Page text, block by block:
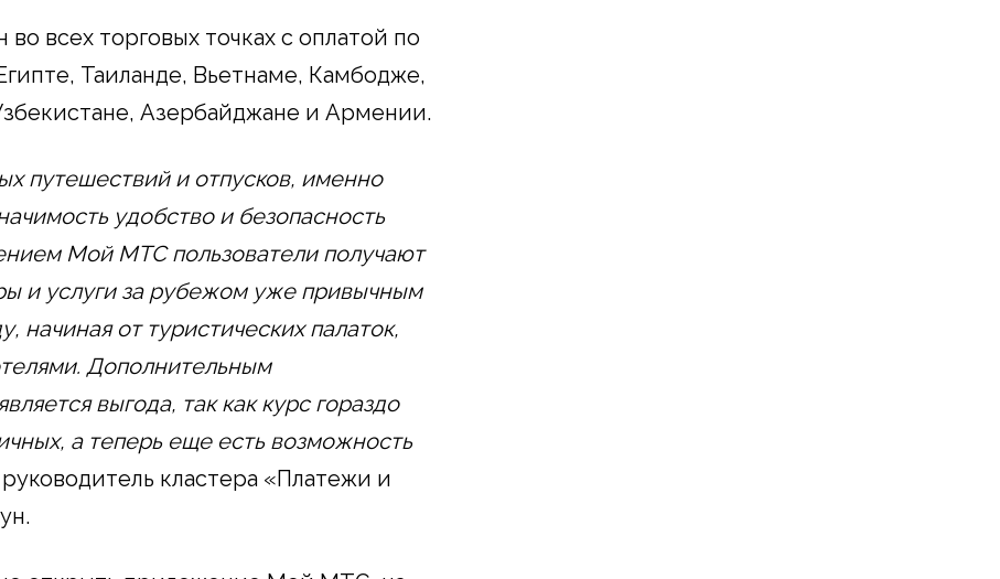
всех торговых точках с оплатой по
Таиланде, Вьетнаме, Камбодже,
Азербайджане и Армении.
путешествий и отпусков, именно
удобство и безопасность
Мой МТС пользователи получают
и услуги за рубежом уже привычным
начиная от туристических палаток,
Дополнительным
выгода, так как курс гораздо
а теперь еще есть возможность
руководитель кластера «Платежи и